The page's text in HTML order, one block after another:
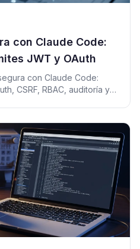
con Claude Code:
JWT y OAuth
con Claude Code:
CSRF, RBAC, auditoría y